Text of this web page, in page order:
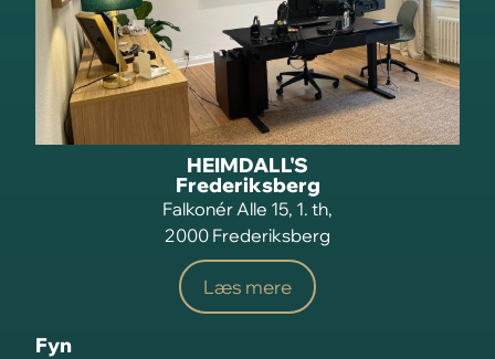
HEIMDALL'S
Frederiksberg
Falkonér Alle 15, 1. th,
2000 Frederiksberg
Læs mere
Fyn